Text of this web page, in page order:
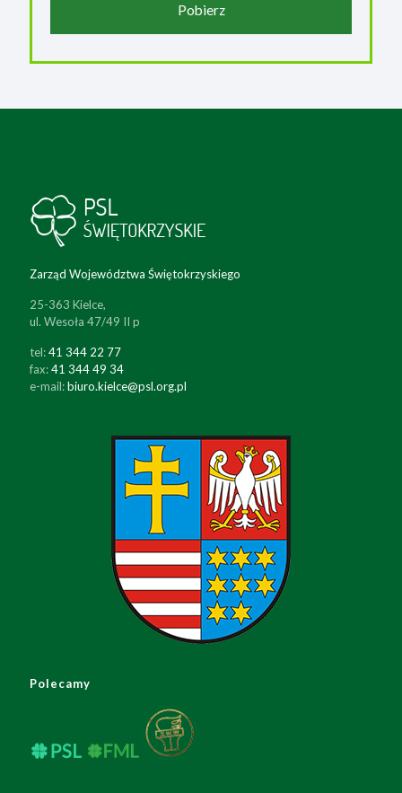
Pobierz
Zarząd Województwa Świętokrzyskiego
25-363 Kielce,
ul. Wesoła 47/49 II p
tel:41 344 22 77
fax:41 344 49 34
e-mail:biuro.kielce@psl.org.pl
Polecamy